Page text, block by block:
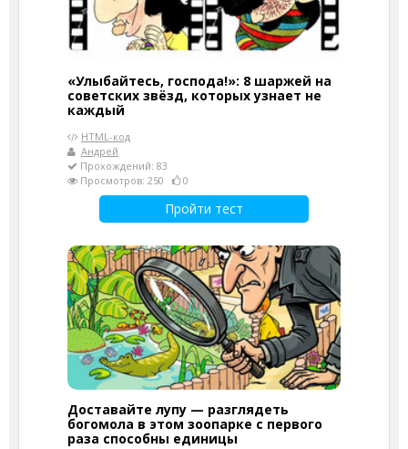
«Улыбайтесь, господа!»: 8 шаржей на
советских звёзд, которых узнает не
каждый
HTML-код
Андрей
Прохождений: 83
Просмотров: 250
0
Пройти тест
Доставайте лупу — разглядеть
богомола в этом зоопарке с первого
раза способны единицы